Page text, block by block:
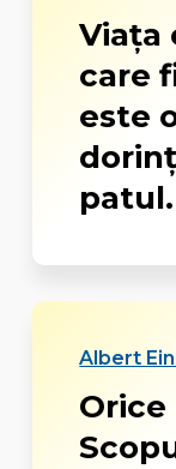
Viața
care
este
patul.
Albert